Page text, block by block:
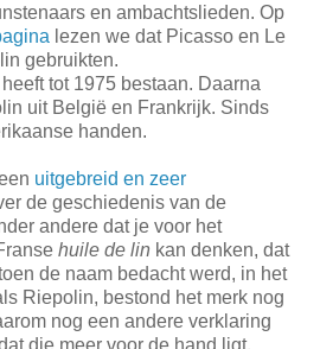
en ambachtslieden. Op
lezen we dat Picasso en Le
gebruikten.
tot 1975 bestaan. Daarna
uit België en Frankrijk. Sinds
handen.
uitgebreid en zeer
de geschiedenis van de
andere dat je voor het
huile de lin kan denken, dat
de naam bedacht werd, in het
Riepolin, bestond het merk nog
nog een andere verklaring
die meer voor de hand ligt,